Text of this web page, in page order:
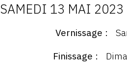
SAMEDI 13 MAI 2023
Vernissage
Finissage